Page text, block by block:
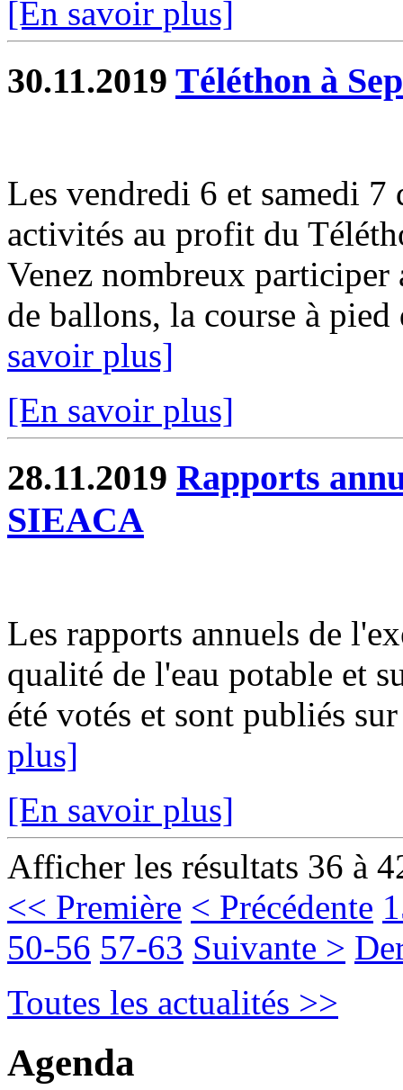
[En savoir plus]
30.11.2019 Téléthon à
Les vendredi 6 et samedi 7
activités au profit du
Venez nombreux participer
de ballons, la course à
savoir plus]
[En savoir plus]
28.11.2019 Rapports
SIEACA
Les rapports annuels de
qualité de l'eau potable et
été votés et sont publiés
plus]
[En savoir plus]
Afficher les résultats 36 à
<< Première < Précédente
50-56 57-63 Suivante >
Toutes les actualités >>
Agenda